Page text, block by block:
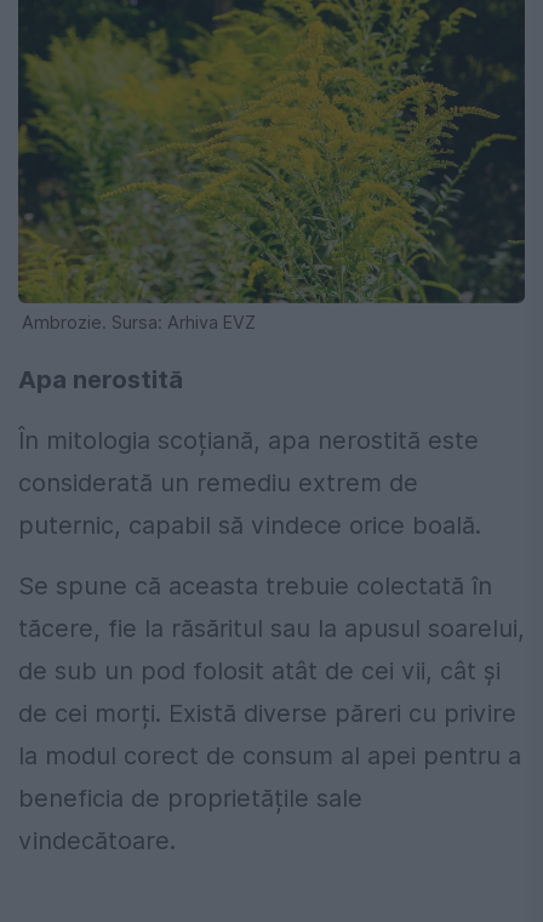
Ambrozie. Sursa: Arhiva EVZ
Apa nerostită
În mitologia scoțiană, apa nerostită este
considerată un remediu extrem de
puternic, capabil să vindece orice boală.
Se spune că aceasta trebuie colectată în
tăcere, fie la răsăritul sau la apusul soarelui,
de sub un pod folosit atât de cei vii, cât și
de cei morți. Există diverse păreri cu privire
la modul corect de consum al apei pentru a
beneficia de proprietățile sale
vindecătoare.